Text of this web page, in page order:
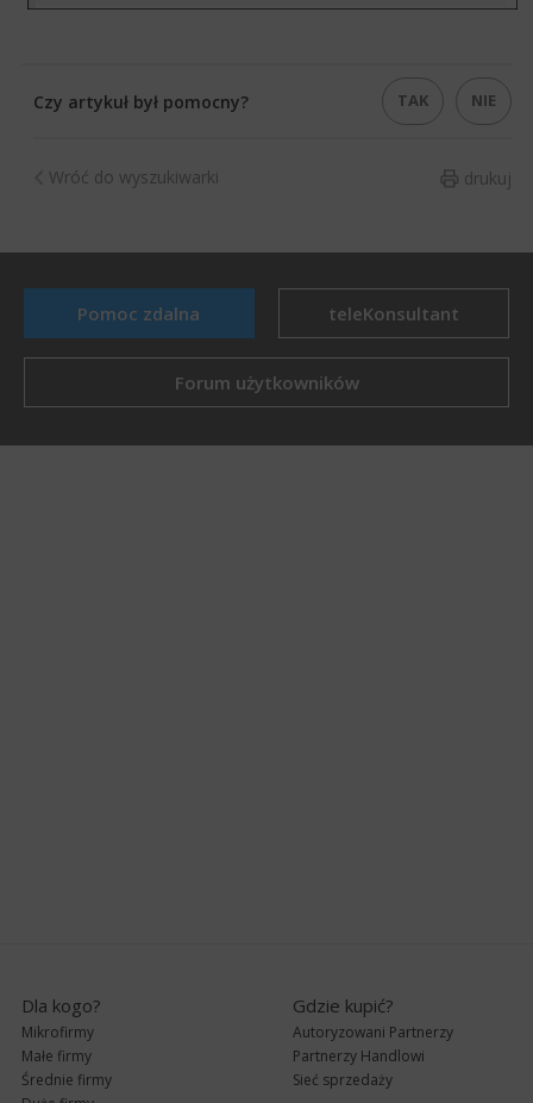
Czy artykuł był pomocny? TAK NIE
drukuj
Wróć do wyszukiwarki
Pomoc zdalna teleKonsultant
Forum użytkowników
Dla kogo?
Mikrofirmy
Małe firmy
Średnie firmy
Gdzie kupić?
Autoryzowani Partnerzy
Partnerzy Handlowi
Sieć sprzedaży